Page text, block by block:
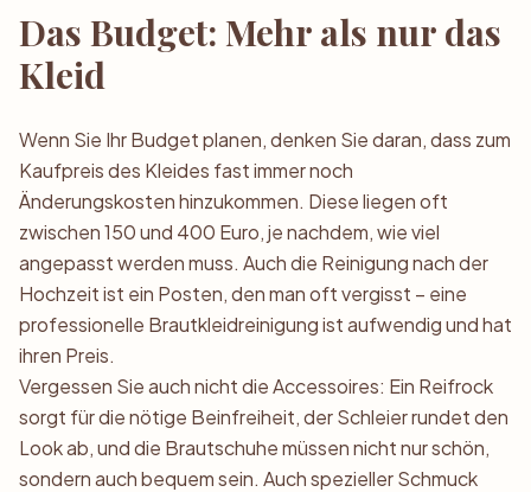
Das Budget: Mehr als nur das
Kleid
Wenn Sie Ihr Budget planen, denken Sie daran, dass zum
Kaufpreis des Kleides fast immer noch
Änderungskosten hinzukommen. Diese liegen oft
zwischen 150 und 400 Euro, je nachdem, wie viel
angepasst werden muss. Auch die Reinigung nach der
Hochzeit ist ein Posten, den man oft vergisst – eine
professionelle Brautkleidreinigung ist aufwendig und hat
ihren Preis.
Vergessen Sie auch nicht die Accessoires: Ein Reifrock
sorgt für die nötige Beinfreiheit, der Schleier rundet den
Look ab, und die Brautschuhe müssen nicht nur schön,
sondern auch bequem sein. Auch spezieller Schmuck